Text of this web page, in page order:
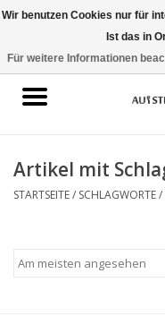
Startseite
Oral-B
Artikel mit
STARTSEITE/ SCHLAGWORTE/
Wir benutzen Cookies nur für
Ist das in
Für weitere Informationen